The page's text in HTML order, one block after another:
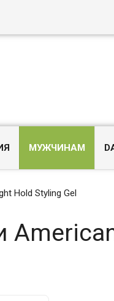
МУЖЧИНАМ
Hold Styling Gel